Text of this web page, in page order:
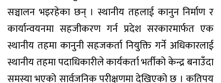
सञ्चालन भइरहेका छन् । स्थानीय तहलाई कानुन निर्माण र
कार्यान्वयनमा सहजीकरण गर्न प्रदेश सरकारमार्फत एक
स्थानीय तहमा कानुनी सहजकर्ता नियुक्ति गर्ने अधिकारलाई
स्थानीय तहमा पदाधिकारीले कार्यकर्ता भर्तीको केन्द्र बनाउँदा
समस्या भएको सार्वजनिक परीक्षणमा देखिएको छ । कतिपय